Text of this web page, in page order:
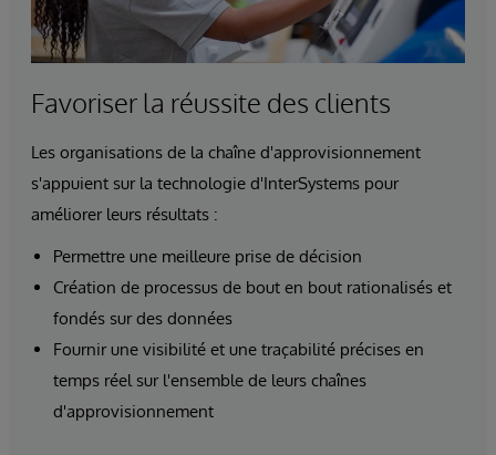
Favoriser la réussite des clients
Les organisations de la chaîne d'approvisionnement
s'appuient sur la technologie d'InterSystems pour
améliorer leurs résultats :
Permettre une meilleure prise de décision
Création de processus de bout en bout rationalisés et
fondés sur des données
Fournir une visibilité et une traçabilité précises en
temps réel sur l'ensemble de leurs chaînes
d'approvisionnement